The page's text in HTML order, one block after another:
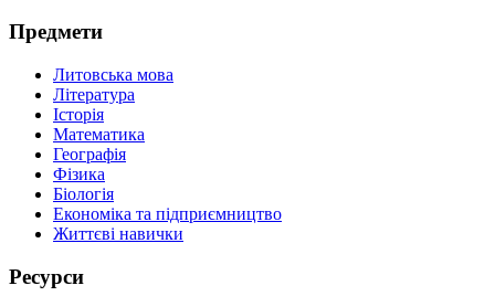
Предмети
Литовська мова
Література
Історія
Математика
Географія
Фізика
Біологія
Економіка та підприємництво
Життєві навички
Ресурси